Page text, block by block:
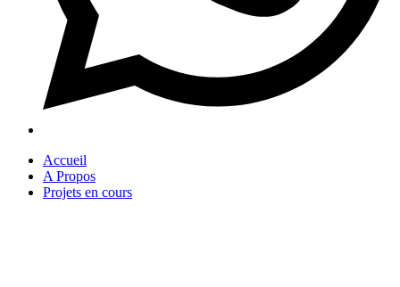
Accueil
A Propos
Projets en cours